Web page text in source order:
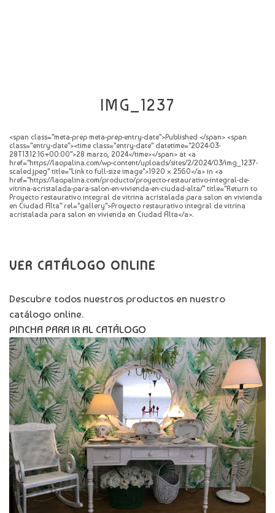
IMG_1237
<span class="meta-prep meta-prep-entry-date">Published </span> <span
class="entry-date"><time class="entry-date" datetime="2024-03-
28T13:12:16+00:00">28 marzo, 2024</time></span> at <a
href="https://laopalina.com/wp-content/uploads/sites/2/2024/03/img_1237-
scaled.jpeg" title="Link to full-size image">1920 × 2560</a> in <a
href="https://laopalina.com/producto/proyecto-restaurativo-integral-de-
vitrina-acristalada-para-salon-en-vivienda-en-ciudad-alta/" title="Return to
Proyecto restaurativo integral de vitrina acristalada para salon en vivienda
en Ciudad Alta" rel="gallery">Proyecto restaurativo integral de vitrina
acristalada para salon en vivienda en Ciudad Alta</a>.
VER CATÁLOGO ONLINE
Descubre todos nuestros productos en nuestro
catálogo online.
PINCHA PARA IR AL CATÁLOGO